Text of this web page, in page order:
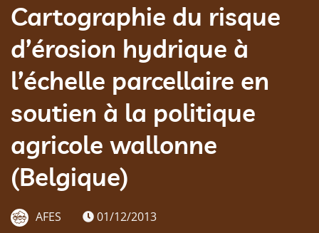
Cartographie du risque
d’érosion hydrique à
l’échelle parcellaire en
soutien à la politique
agricole wallonne
(Belgique)
AFES
01/12/2013